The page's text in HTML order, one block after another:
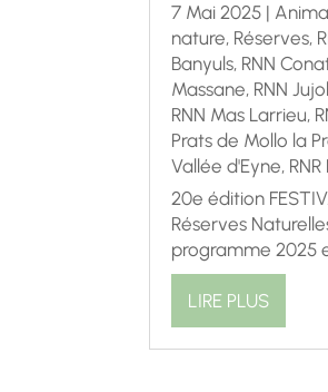
7 Mai 2025 |
nature, Réserves,
Banyuls, RNN
Massane, RNN
RNN Mas Larrieu,
Prats de Mollo la
Vallée d'Eyne,
20e édition
Réserves
programme 2025
LIRE PLUS